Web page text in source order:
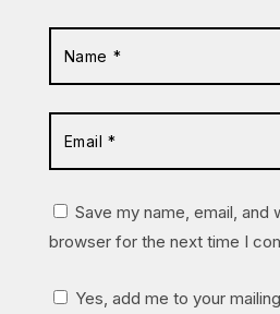
Save my name, email, and
browser for the next time I
Yes, add me to your